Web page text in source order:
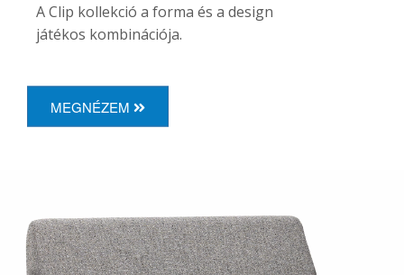
A Clip kollekció a forma és a design
játékos kombinációja.
MEGNÉZEM